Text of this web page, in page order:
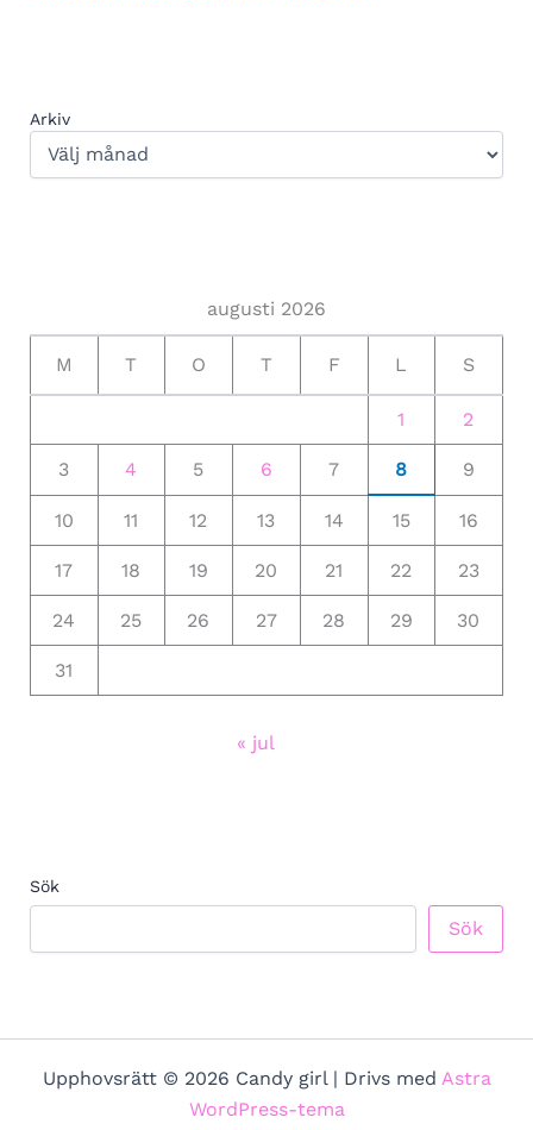
Arkiv
augusti 2026
M T O T F L S
1 2
3 4 5 6 7 8 9
10 11 12 13 14 15 16
17 18 19 20 21 22 23
24 25 26 27 28 29 30
31
« jul
Sök
Sök
Upphovsrätt © 2026 Candy girl | Drivs med Astra
WordPress-tema